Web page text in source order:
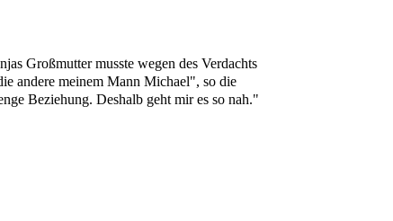
Großmutter musste wegen des Verdachts
andere meinem Mann Michael", so die
Beziehung. Deshalb geht mir es so nah."